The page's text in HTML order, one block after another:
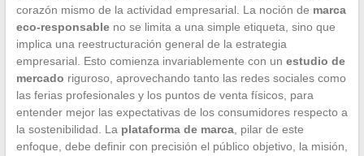
corazón mismo de la actividad empresarial. La noción de marca
eco-responsableno se limita a una simple etiqueta, sino que
implica una reestructuración general de la estrategia
empresarial. Esto comienza invariablemente con un estudio de
mercado riguroso, aprovechando tanto las redes sociales como
las ferias profesionales y los puntos de venta físicos, para
entender mejor las expectativas de los consumidores respecto a
la sostenibilidad. La plataforma de marca, pilar de este
enfoque, debe definir con precisión el público objetivo, la misión,